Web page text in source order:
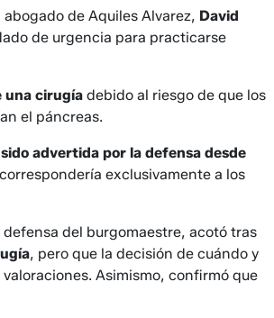
de Aquiles Alvarez, David
de urgencia para practicarse
una cirugía debido al riesgo de que los
el páncreas.
advertida por la defensa desde
exclusivamente a los
del burgomaestre, acotó tras
, pero que la decisión de cuándo y
Asimismo, confirmó que